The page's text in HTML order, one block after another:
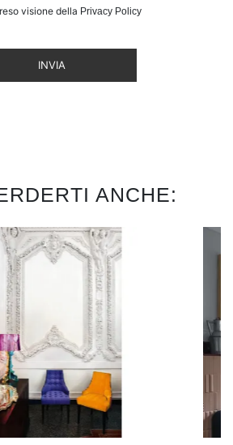
visione della Privacy Policy
INVIA
ANCHE: